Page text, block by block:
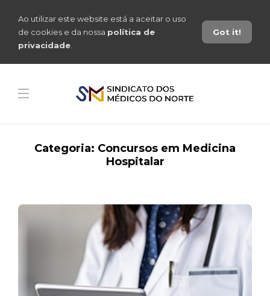
Ao utilizar este website está a aceitar o uso
de cookies e da nossa política de
privacidade
Got it!
Categoria: Concursos em Medicina
Hospitalar